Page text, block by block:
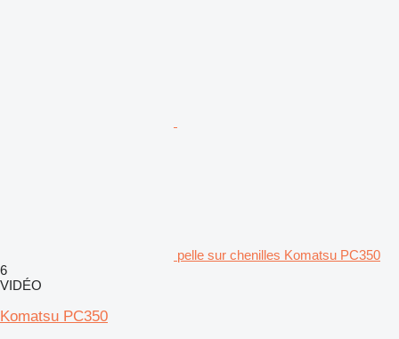
pelle sur chenilles Komatsu PC350
6
VIDÉO
Komatsu PC350